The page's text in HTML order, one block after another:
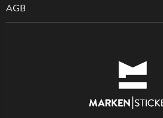
AGB